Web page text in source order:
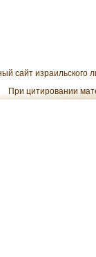
сайт израильского
При цитировании